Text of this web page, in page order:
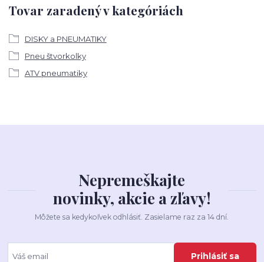
Tovar zaradený v kategóriách
DISKY a PNEUMATIKY
Pneu štvorkolky
ATV pneumatiky
Nepremeškajte
novinky, akcie a zľavy!
Môžete sa kedykoľvek odhlásiť. Zasielame raz za 14 dní.
Prihlásiť sa